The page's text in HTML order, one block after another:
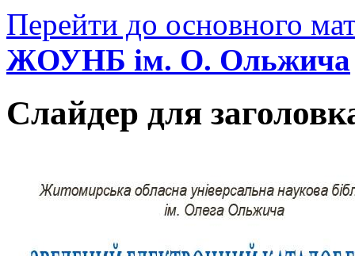
Перейти до основного
ЖОУНБ ім. О. Ольжича
Слайдер для